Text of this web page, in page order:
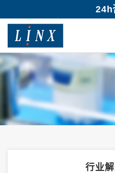
24h
行业